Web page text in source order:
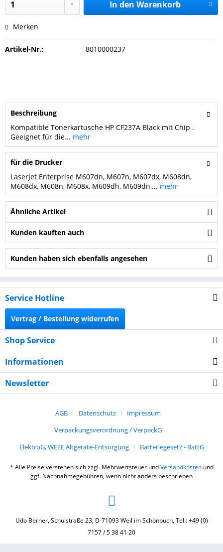
In den Warenkorb
Merken
Artikel-Nr.: 8010000237
Beschreibung
Kompatible Tonerkartusche HP CF237A Black mit Chip .
Geeignet für die... mehr
für die Drucker
LaserJet Enterprise M607dn, M607n, M607dx, M608dn,
M608dx, M608n, M608x, M609dh, M609dn,... mehr
Ähnliche Artikel
Kunden kauften auch
Kunden haben sich ebenfalls angesehen
Service Hotline
Vertrag / Bestellung widerrufen
Shop Service
Informationen
Newsletter
AGB Datenschutz
Impressum
Verpackungsverordnung / VerpackG
ElektroG, WEEE Altgeräte-Entsorgung
Batteriegesetz - BattG
* Alle Preise verstehen sich zzgl. Mehrwertsteuer undVersandkostenund
ggf. Nachnahmegebühren, wenn nicht anders beschrieben
Udo Berner, Schulstraße 23, D-71093 Weil im Schönbuch, Tel.: +49 (0)
7157 / 5 38 41 20